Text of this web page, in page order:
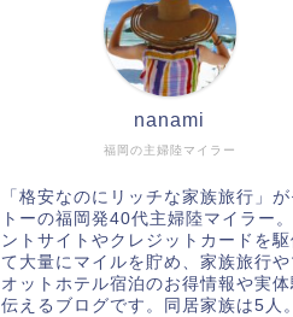
福岡の主婦陸マイラー
nanami
「格安なのにリッチな家族旅行」が
トーの福岡発40代主婦陸マイラー
ントサイトやクレジットカードを駆
て大量にマイルを貯め、家族旅行や
オットホテル宿泊のお得情報や実体
伝えるブログです。同居家族は5人